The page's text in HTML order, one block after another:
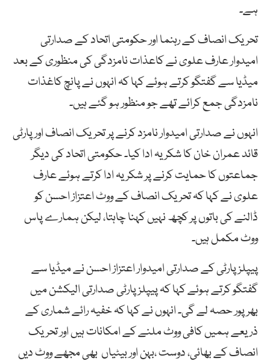
ہے۔
تحریک انصاف کے رہنما اور حکومتی اتحاد کے صدارتی
امیدوار عارف علوی نے کاعذات نامزدگی کی منظوری کے بعد
میڈیا سے گفتگو کرتے ہوئے کہا کہ انہوں نے پانچ کاغذات
نامزدگی جمع کرائے تھے جو منظور ہو گئے ہیں۔
انہوں نے صدارتی امیدوار نامزد کرنے پر تحریک انصاف اورپارٹی
قائد عمران خان کا شکریہ ادا کیا۔ حکومتی اتحاد کی دیگر
جماعتوں کا حمایت کرنے پر شکریہ ادا کرتے ہوئے عارف
علوی نے کہا کہ تحریک انصاف کے ووٹ اعتزاز احسن کو
ڈالنے کی باتوں پر کچھ نہیں کہنا چاہتا، لیکن ہمارے پاس
ووٹ مکمل ہیں۔
پیپلزپارٹی کے صدارتی امیدوار اعتزاز احسن نے میڈیا سے
گفتگو کرتے ہوئے کہا کہ پیپلز پارٹی صدارتی الیکشن میں
بھرپور حصہ لے گی۔ انہوں نے کہا کہ خفیہ رائے شماری کے
ذریعے ہمیں کافی ووٹ ملنے کے امکانات ہیں اور تحریک
انصاف کے بھائی، دوست ،بہن اور بیٹیاں بھی مجھے ووٹ دیں